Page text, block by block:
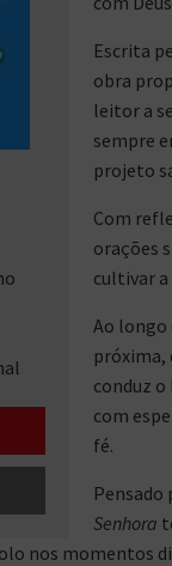
Escrita
obra
leitor a
sempre
projeto
Com
orações
cultivar
Ao longo
próxima,
conduz
com
fé.
Pensado
Senhora
nos momentos